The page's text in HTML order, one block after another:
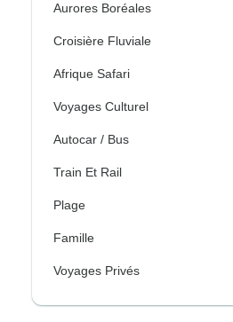
Aurores Boréales
Croisière Fluviale
Afrique Safari
Voyages Culturel
Autocar / Bus
Train Et Rail
Plage
Famille
Voyages Privés